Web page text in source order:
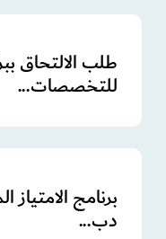
طلب الالتحاق
للتخصصات...
برنامج
دب...